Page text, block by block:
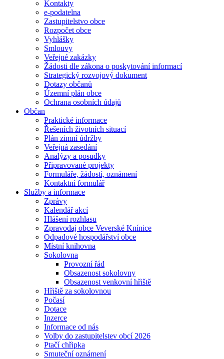
Kontakty
e-podatelna
Zastupitelstvo obce
Rozpočet obce
Vyhlášky
Smlouvy
Veřejné zakázky
Žádosti dle zákona o poskytování informací
Strategický rozvojový dokument
Dotazy občanů
Územní plán obce
Ochrana osobních údajů
Občan
Praktické informace
Řešeních životních situací
Plán zimní údržby
Veřejná zasedání
Analýzy a posudky
Připravované projekty
Formuláře, žádostí, oznámení
Kontaktní formulář
Služby a informace
Zprávy
Kalendář akcí
Hlášení rozhlasu
Zpravodaj obce Veverské Knínice
Odpadové hospodářství obce
Místní knihovna
Sokolovna
Provozní řád
Obsazenost sokolovny
Obsazenost venkovní hřiště
Hřiště za sokolovnou
Počasí
Dotace
Inzerce
Informace od nás
Volby do zastupitelstev obcí 2026
Ptačí chřipka
Smuteční oznámení